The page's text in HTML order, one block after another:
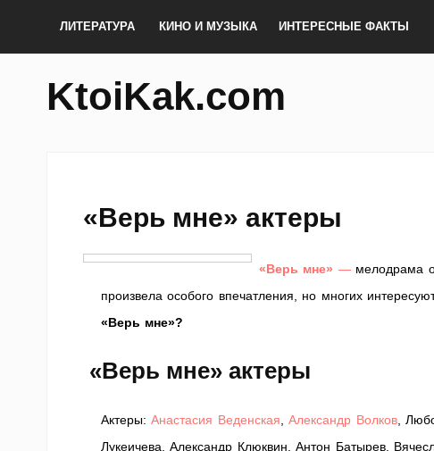
ЛИТЕРАТУРА КИНО И МУЗЫКА ИНТЕРЕСНЫЕ ФАКТЫ
KtoiKak.com
«Верь мне» актеры
«Верь мне» —мелодрама о
произвела особого впечатления, но многих
«Верь мне»?
«Верь мне» актеры
Актеры:Анастасия Веденская ,Александр Волков,
Лукеичева, Александр Клюквин, Антон Батырев,